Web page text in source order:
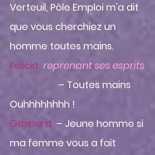
Verteuil, Pôle Emploi m’a dit
que vous cherchiez un
homme toutes mains.
Félicia reprenant ses esprits
– Toutes mains
Ouhhhhhhhh !
Gaspard – Jeune homme si
ma femme vous a fait